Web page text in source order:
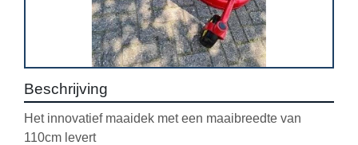
Beschrijving
Het innovatief maaidek met een maaibreedte van
110cm levert